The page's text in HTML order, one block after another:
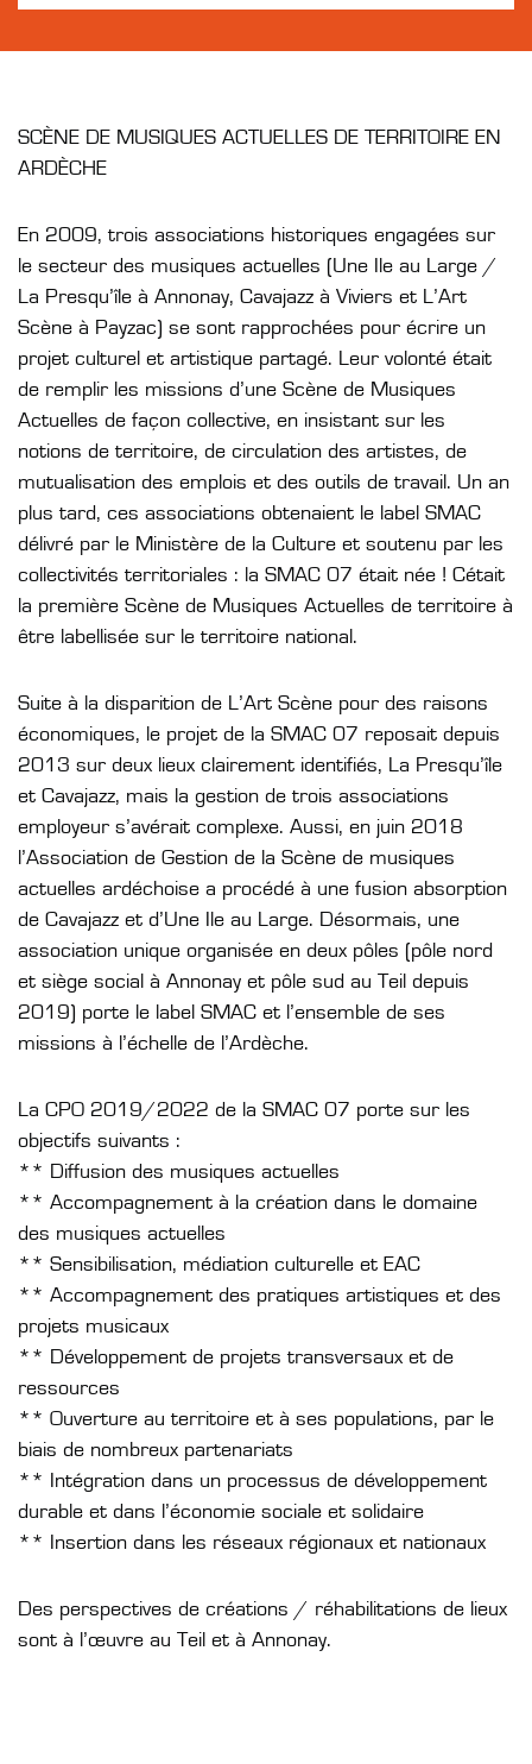
SCÈNE DE MUSIQUES ACTUELLES DE TERRITOIRE EN
ARDÈCHE
En 2009, trois associations historiques engagées sur
le secteur des musiques actuelles (Une Ile au Large /
La Presqu’île à Annonay, Cavajazz à Viviers et L’Art
Scène à Payzac) se sont rapprochées pour écrire un
projet culturel et artistique partagé. Leur volonté était
de remplir les missions d’une Scène de Musiques
Actuelles de façon collective, en insistant sur les
notions de territoire, de circulation des artistes, de
mutualisation des emplois et des outils de travail. Un an
plus tard, ces associations obtenaient le label SMAC
délivré par le Ministère de la Culture et soutenu par les
collectivités territoriales : la SMAC 07 était née ! Cétait
la première Scène de Musiques Actuelles de territoire à
être labellisée sur le territoire national.
Suite à la disparition de L’Art Scène pour des raisons
économiques, le projet de la SMAC 07 reposait depuis
2013 sur deux lieux clairement identifiés, La Presqu’île
et Cavajazz, mais la gestion de trois associations
employeur s’avérait complexe. Aussi, en juin 2018
l’Association de Gestion de la Scène de musiques
actuelles ardéchoise a procédé à une fusion absorption
de Cavajazz et d’Une Ile au Large. Désormais, une
association unique organisée en deux pôles (pôle nord
et siège social à Annonay et pôle sud au Teil depuis
2019) porte le label SMAC et l’ensemble de ses
missions à l’échelle de l’Ardèche.
La CPO 2019/2022 de la SMAC 07 porte sur les
objectifs suivants :
** Diffusion des musiques actuelles
** Accompagnement à la création dans le domaine
des musiques actuelles
** Sensibilisation, médiation culturelle et EAC
** Accompagnement des pratiques artistiques et des
projets musicaux
** Développement de projets transversaux et de
ressources
** Ouverture au territoire et à ses populations, par le
biais de nombreux partenariats
** Intégration dans un processus de développement
durable et dans l’économie sociale et solidaire
** Insertion dans les réseaux régionaux et nationaux
Des perspectives de créations / réhabilitations de lieux
sont à l’œuvre au Teil et à Annonay.